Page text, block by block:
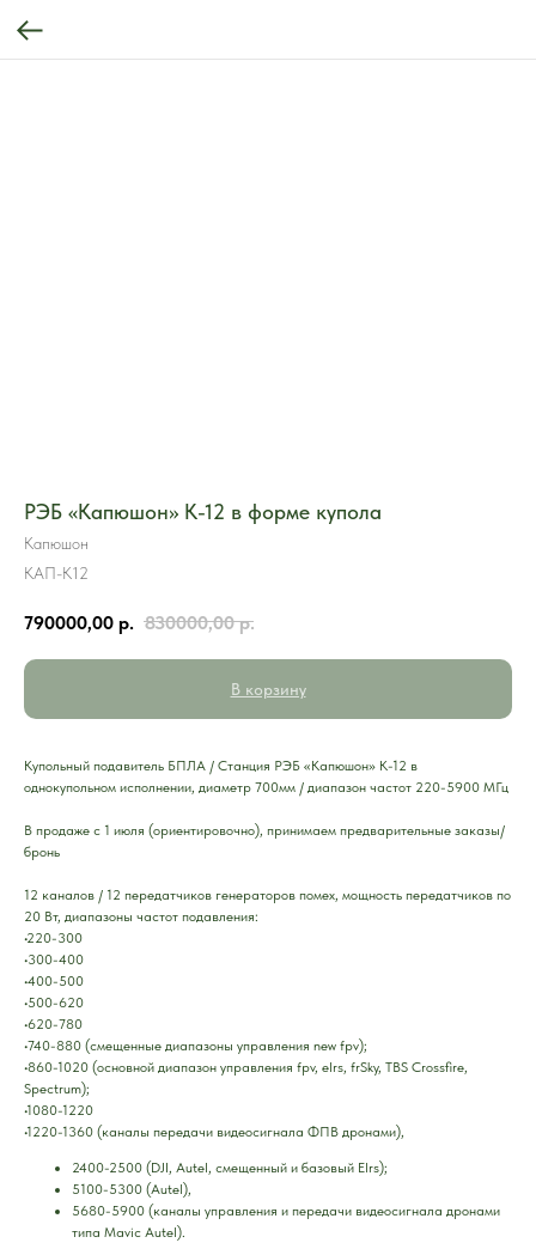
РЭБ «Капюшон» К-12 в форме купола
Капюшон
КАП-К12
790000,00 р. 830000,00 р.
В корзину
Купольный подавитель БПЛА / Станция РЭБ «Капюшон» К-12 в
однокупольном исполнении, диаметр 700мм / диапазон частот 220-5900 МГц
В продаже с 1 июля (ориентировочно), принимаем предварительные заказы/
бронь
12 каналов / 12 передатчиков генераторов помех, мощность передатчиков по
20 Вт, диапазоны частот подавления:
•220-300
•300-400
•400-500
•500-620
•620-780
•740-880 (смещенные диапазоны управления new fpv);
•860-1020 (основной диапазон управления fpv, elrs, frSky, TBS Crossfire,
Spectrum);
•1080-1220
•1220-1360 (каналы передачи видеосигнала ФПВ дронами),
2400-2500 (DJI, Autel, смещенный и базовый Elrs);
5100-5300 (Autel),
5680-5900 (каналы управления и передачи видеосигнала дронами
типа Mavic Autel).